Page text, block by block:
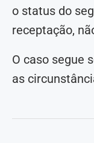
o status do
receptação,
O caso segue
as